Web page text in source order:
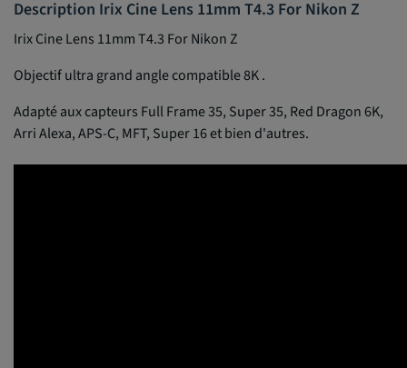
Description Irix Cine Lens 11mm T4.3 For Nikon Z
Irix Cine Lens 11mm T4.3 For Nikon Z
Objectif ultra grand angle compatible 8K .
Adapté aux capteurs Full Frame 35, Super 35, Red Dragon 6K,
Arri Alexa, APS-C, MFT, Super 16 et bien d'autres.